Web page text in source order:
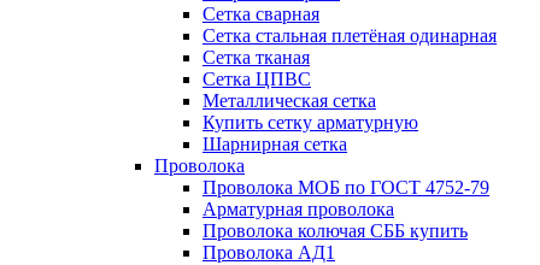
Сетка сварная
Сетка стальная плетёная одинарная
Сетка тканая
Сетка ЦПВС
Металлическая сетка
Купить сетку арматурную
Шарнирная сетка
Проволока
Проволока МОБ по ГОСТ 4752-79
Арматурная проволока
Проволока колючая СББ купить
Проволока АД1